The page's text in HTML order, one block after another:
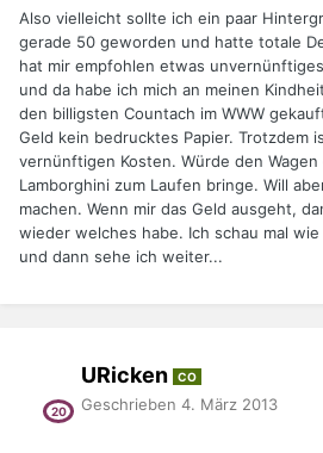
Also vielleicht sollte ich ein paar
gerade 50 geworden und hatte totale
hat mir empfohlen etwas
und da habe ich mich an meinen
den billigsten Countach im WWW
Geld kein bedrucktes Papier. Trotzdem
vernünftigen Kosten. Würde den
Lamborghini zum Laufen bringe. Will
machen. Wenn mir das Geld ausgeht,
wieder welches habe. Ich schau mal
und dann sehe ich weiter...
URicken CO
Geschrieben 4. März 2013